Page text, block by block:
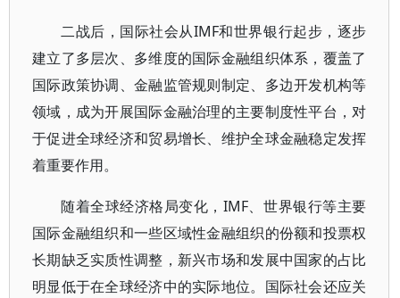
二战后，国际社会从IMF和世界银行起步，逐步
建立了多层次、多维度的国际金融组织体系，覆盖了
国际政策协调、金融监管规则制定、多边开发机构等
领域，成为开展国际金融治理的主要制度性平台，对
于促进全球经济和贸易增长、维护全球金融稳定发挥
着重要作用。
随着全球经济格局变化，IMF、世界银行等主要
国际金融组织和一些区域性金融组织的份额和投票权
长期缺乏实质性调整，新兴市场和发展中国家的占比
明显低于在全球经济中的实际地位。国际社会还应关